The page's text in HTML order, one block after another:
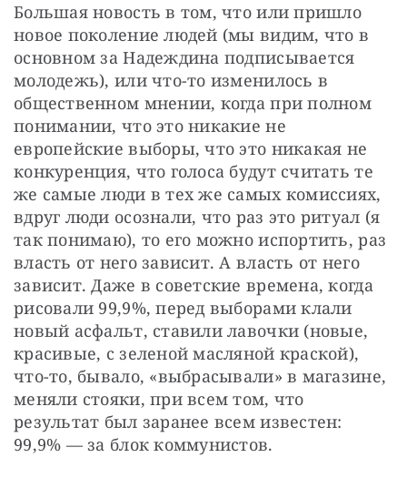
Большая новость в том, что или пришло
новое поколение людей (мы видим, что в
основном за Надеждина подписывается
молодежь), или что-то изменилось в
общественном мнении, когда при полном
понимании, что это никакие не
европейские выборы, что это никакая не
конкуренция, что голоса будут считать те
же самые люди в тех же самых комиссиях,
вдруг люди осознали, что раз это ритуал (я
так понимаю), то его можно испортить, раз
власть от него зависит. А власть от него
зависит. Даже в советские времена, когда
рисовали 99,9%, перед выборами клали
новый асфальт, ставили лавочки (новые,
красивые, с зеленой масляной краской),
что-то, бывало, «выбрасывали» в магазине,
меняли стояки, при всем том, что
результат был заранее всем известен:
99,9% — за блок коммунистов.